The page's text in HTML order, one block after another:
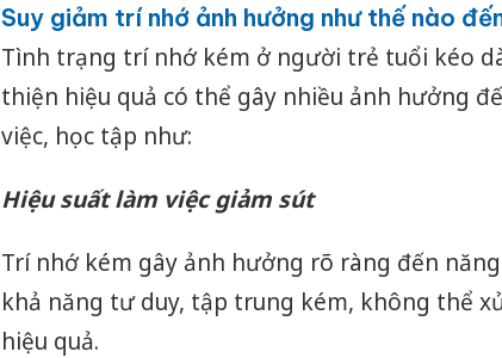
Suy giảm trí nhớ ảnh hưởng như thế nào
Tình trạng trí nhớ kém ở người trẻ tuổi kéo
thiện hiệu quả có thể gây nhiều ảnh hưởng
việc, học tập như:
Hiệu suất làm việc giảm sút
Trí nhớ kém gây ảnh hưởng rõ ràng đến
khả năng tư duy, tập trung kém, không thể
hiệu quả.